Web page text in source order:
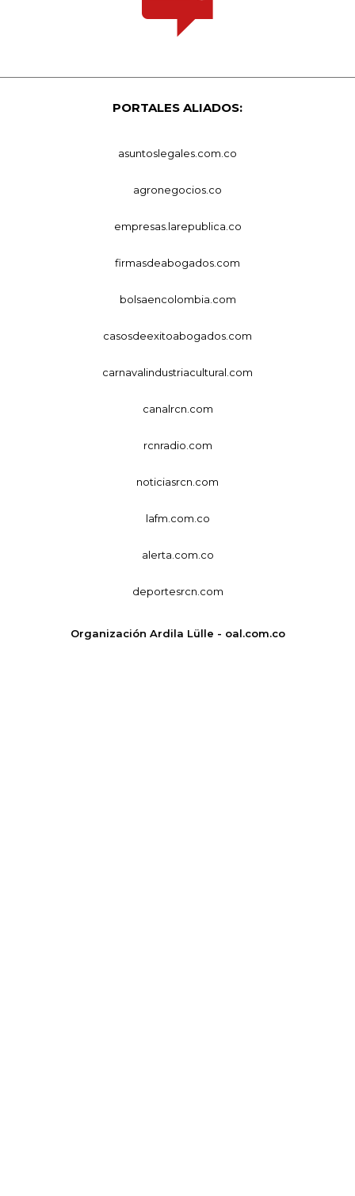
PORTALES ALIADOS:
asuntoslegales.com.co
agronegocios.co
empresas.larepublica.co
firmasdeabogados.com
bolsaencolombia.com
casosdeexitoabogados.com
carnavalindustriacultural.com
canalrcn.com
rcnradio.com
noticiasrcn.com
lafm.com.co
alerta.com.co
deportesrcn.com
Organización Ardila Lülle - oal.com.co